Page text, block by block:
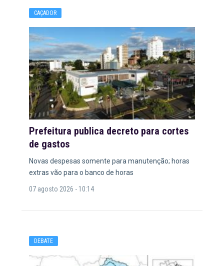
CAÇADOR
Prefeitura publica decreto para cortes
de gastos
Novas despesas somente para manutenção; horas
extras vão para o banco de horas
07 agosto 2026 - 10:14
DEBATE